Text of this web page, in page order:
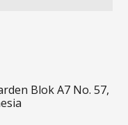
Blok A7 No. 57,